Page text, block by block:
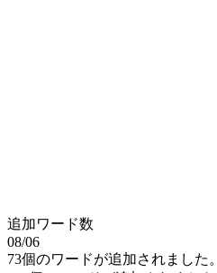
追加ワード数
08/06
73個のワードが追加されました。